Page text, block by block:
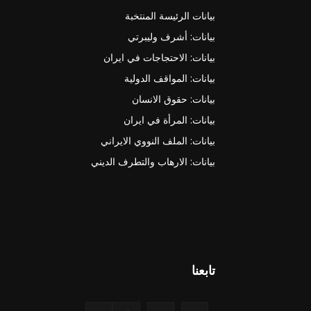
بيانات الرئيسة المنتخبة
بيانات: أشرف وليبرتي
بيانات: الاحتجاجات في ايران
بيانات: المواقف الدولية
بيانات: حقوق الانسان
بيانات: المرأة في ايران
بيانات: الملف النووي الايراني
بيانات: الارهاب والتطرف الديني
تابعنا